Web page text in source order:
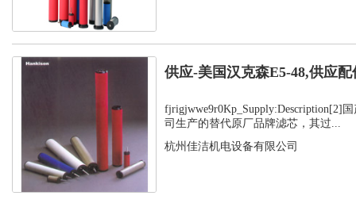
供应-美国汉克森E5-48,供应配
fjrigjwwe9r0Kp_Supply:Description[2]
司生产的替代原厂品牌滤芯，其过...
杭州佳洁机电设备有限公司